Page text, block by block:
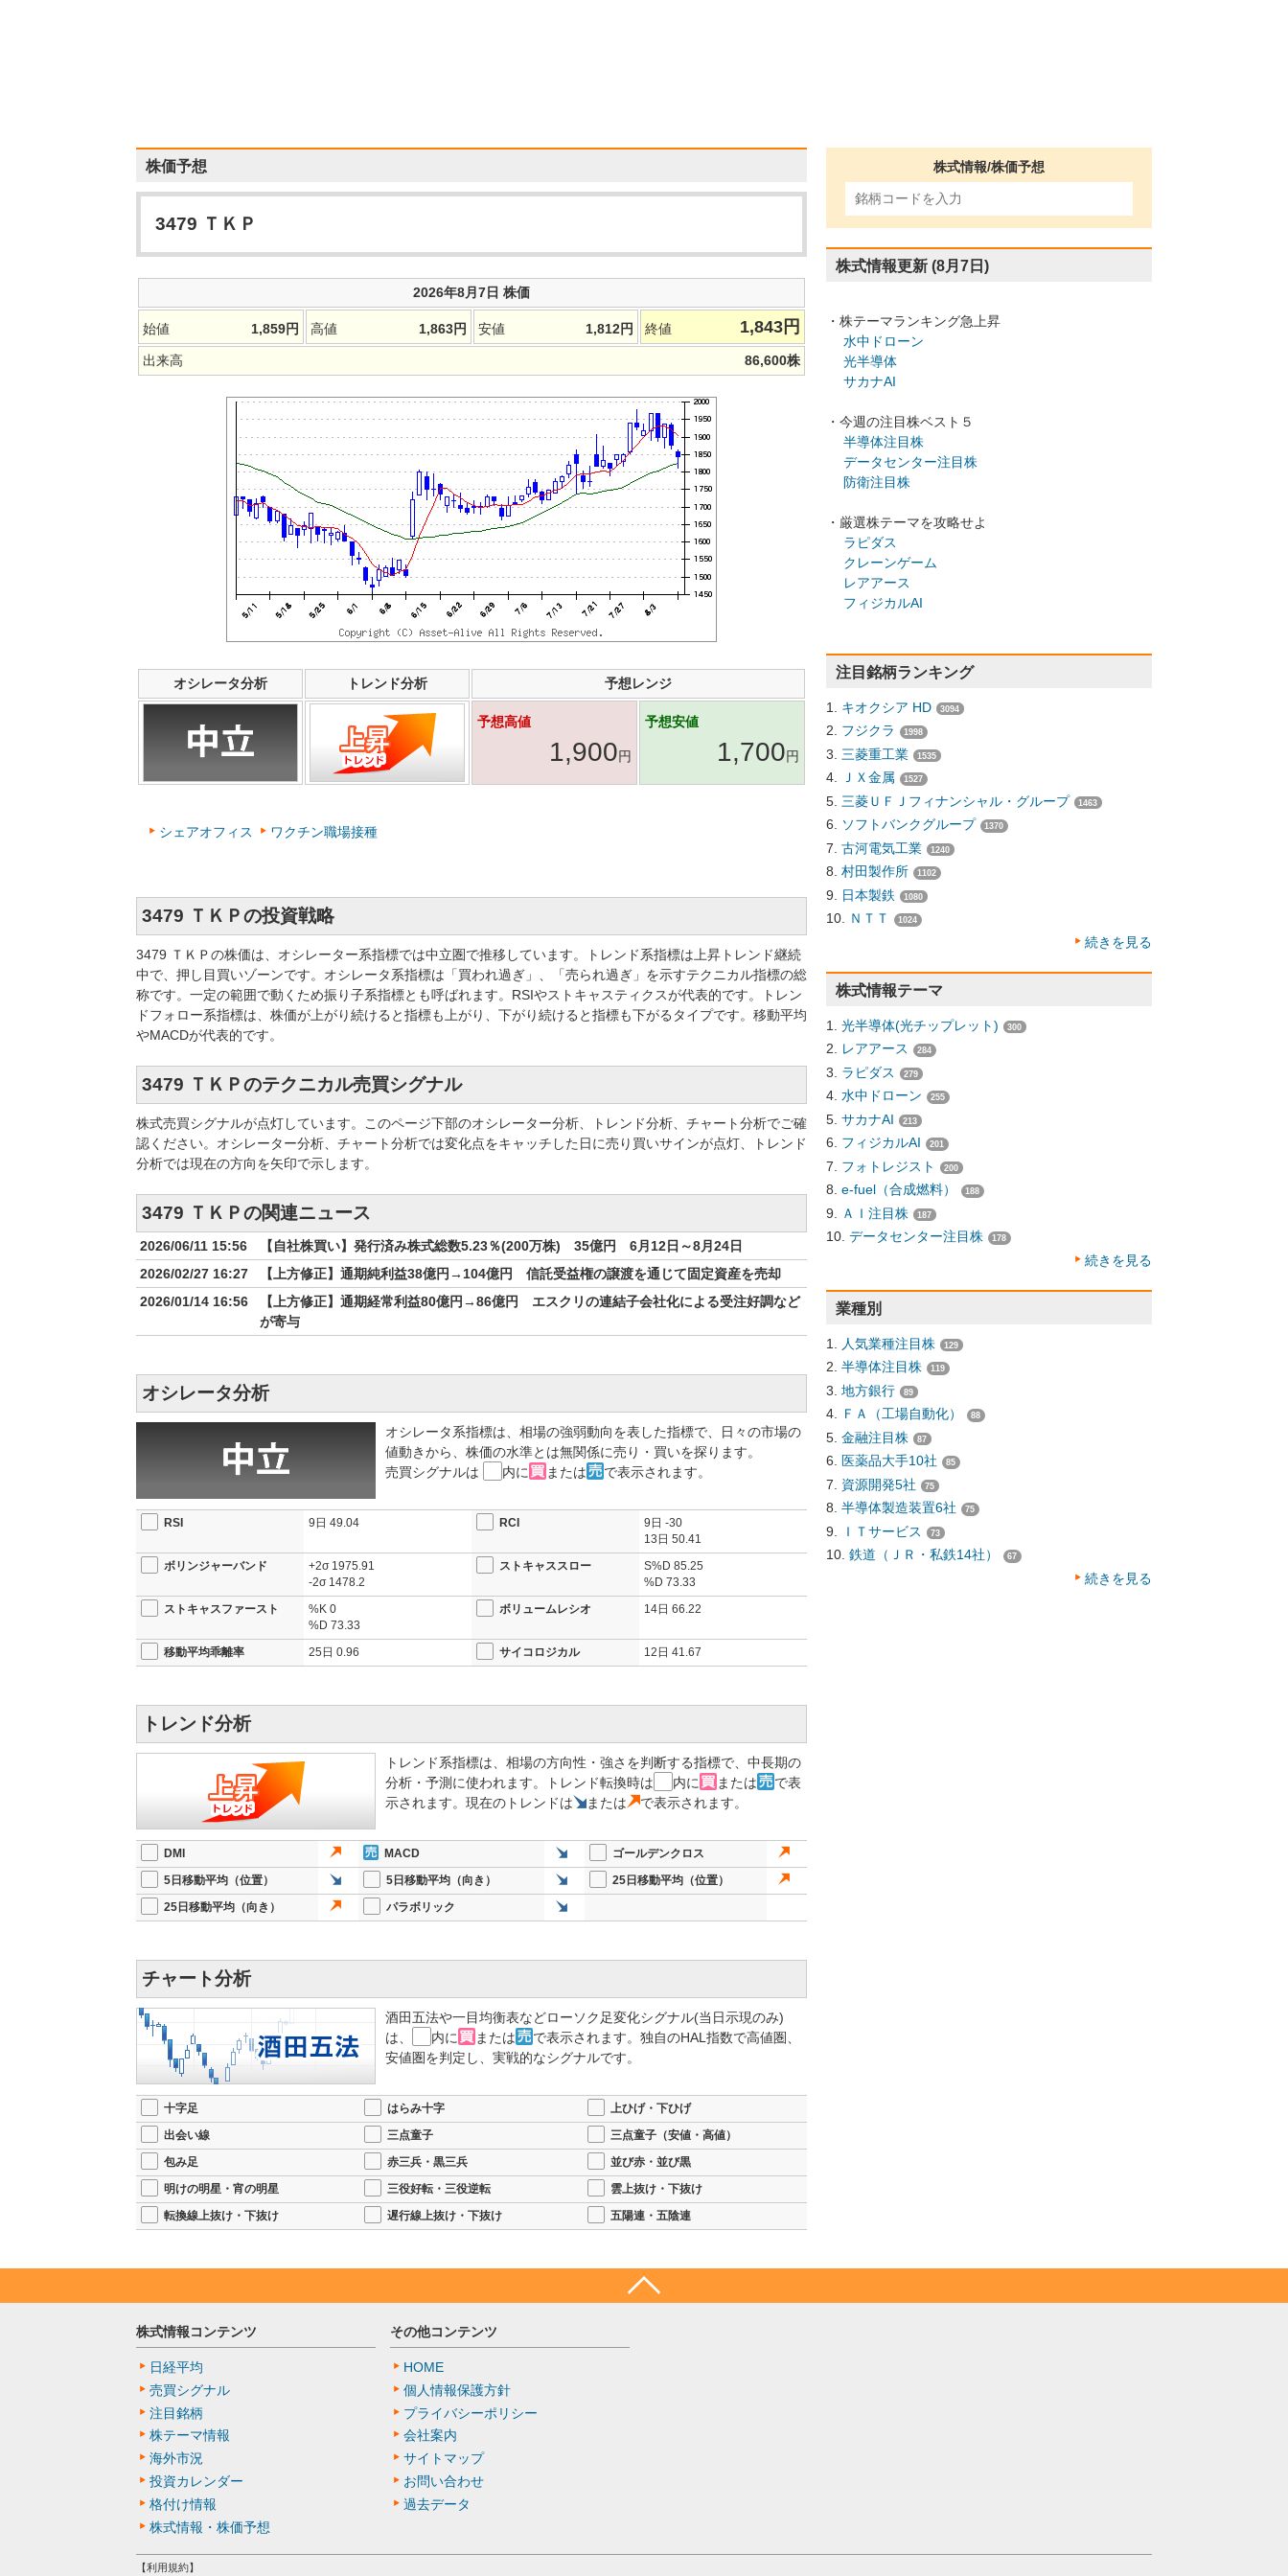
株価予想
3479 ＴＫＰ
2026年8月7日 株価
始値 1,859円 高値 1,863円 安値 1,812円 終値 1,843 円
出来高 86,600株
オシレータ分析 トレンド分析 予想レンジ
予想高値
1,900円
予想安値
1,700円
シェアオフィス ワクチン職場接種
3479 ＴＫＰの投資戦略
3479 ＴＫＰの株価は、オシレーター系指標では中立圏で推移しています。トレンド系指標は上昇トレンド継続
中で、押し目買いゾーンです。オシレータ系指標は「買われ過ぎ」、「売られ過ぎ」を示すテクニカル指標の総
称です。一定の範囲で動くため振り子系指標とも呼ばれます。RSIやストキャスティクスが代表的です。トレン
ドフォロー系指標は、株価が上がり続けると指標も上がり、下がり続けると指標も下がるタイプです。移動平均
やMACDが代表的です。
3479 ＴＫＰのテクニカル売買シグナル
株式売買シグナルが点灯しています。このページ下部のオシレーター分析、トレンド分析、チャート分析でご確
認ください。オシレーター分析、チャート分析では変化点をキャッチした日に売り買いサインが点灯、トレンド
分析では現在の方向を矢印で示します。
3479 ＴＫＰの関連ニュース
2026/06/11 15:56
【自社株買い】発行済み株式総数5.23％(200万株) 35億円 6月12日～8月24日
2026/02/27 16:27
【上方修正】通期純利益38億円→104億円 信託受益権の譲渡を通じて固定資産を売却
2026/01/14 16:56
【上方修正】通期経常利益80億円→86億円 エスクリの連結子会社化による受注好調など
が寄与
オシレータ分析
オシレータ系指標は、相場の強弱動向を表した指標で、日々の市場の
値動きから、株価の水準とは無関係に売り・買いを探ります。
売買シグナルは
内に または で表示されます。
RSI 9日 49.04 RCI 9日 -30
13日 50.41
ボリンジャーバンド
+2σ 1975.91
-2σ 1478.2
ストキャススロー S%D 85.25
%D 73.33
ストキャスファースト
%K 0
%D 73.33
ボリュームレシオ 14日 66.22
移動平均乖離率 25日 0.96 サイコロジカル 12日 41.67
トレンド分析
トレンド系指標は、相場の方向性・強さを判断する指標で、中長期の
分析・予測に使われます。トレンド転換時は
内に または
で表
示されます。現在のトレンドは
または で表示されます。
DMI MACD
ゴールデンクロス
5日移動平均（位置）
5日移動平均（向き）
25日移動平均（位置）
25日移動平均（向き）
パラボリック
チャート分析
酒田五法や一目均衡表などローソク足変化シグナル(当日示現のみ)
は、
内に または
で表示されます。独自のHAL指数で高値圏、
安値圏を判定し、実戦的なシグナルです。
十字足 はらみ十字
上ひげ・下ひげ
出会い線
三点童子
三点童子（安値・高値）
包み足
赤三兵・黒三兵
並び赤・並び黒
明けの明星・宵の明星
三役好転・三役逆転
雲上抜け・下抜け
転換線上抜け・下抜け
遅行線上抜け・下抜け 五陽連・五陰連
株式情報/株価予想
株式情報更新 (8月7日)
・株テーマランキング急上昇
水中ドローン
光半導体
サカナAI
・今週の注目株ベスト５
半導体注目株
データセンター注目株
防衛注目株
・厳選株テーマを攻略せよ
ラピダス
クレーンゲーム
レアアース
フィジカルAI
注目銘柄ランキング
キオクシア HD 3094
フジクラ 1998
三菱重工業 1535
ＪＸ金属 1527
三菱ＵＦＪフィナンシャル・グループ 1463
ソフトバンクグループ 1370
古河電気工業 1240
村田製作所 1102
日本製鉄 1080
ＮＴＴ 1024
続きを見る
株式情報テーマ
光半導体(光チップレット) 300
レアアース 284
ラピダス 279
水中ドローン 255
サカナAI 213
フィジカルAI 201
フォトレジスト 200
e-fuel（合成燃料） 188
ＡＩ注目株 187
データセンター注目株 178
続きを見る
業種別
人気業種注目株 129
半導体注目株 119
地方銀行 89
ＦＡ（工場自動化） 88
金融注目株 87
医薬品大手10社 85
資源開発5社 75
半導体製造装置6社 75
ＩＴサービス 73
鉄道（ＪＲ・私鉄14社） 67
続きを見る
株式情報コンテンツ
日経平均
売買シグナル
注目銘柄
株テーマ情報
海外市況
投資カレンダー
格付け情報
株式情報・株価予想
その他コンテンツ
HOME
個人情報保護方針
プライバシーポリシー
会社案内
サイトマップ
お問い合わせ
過去データ
【利用規約】